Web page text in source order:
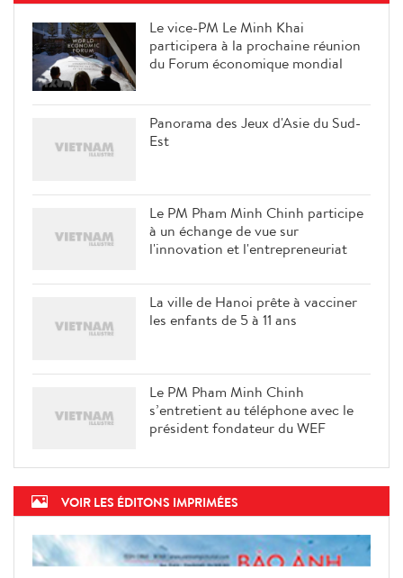
Le vice-PM Le Minh Khai
participera à la prochaine réunion
du Forum économique mondial
Panorama des Jeux d'Asie du Sud-
Est
Le PM Pham Minh Chinh participe
à un échange de vue sur
l'innovation et l'entrepreneuriat
La ville de Hanoi prête à vacciner
les enfants de 5 à 11 ans
Le PM Pham Minh Chinh
s’entretient au téléphone avec le
président fondateur du WEF
VOIR LES ÉDITONS IMPRIMÉES